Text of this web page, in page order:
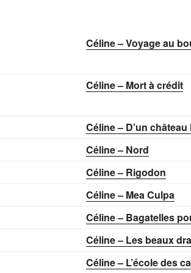
Céline – Voyage au
Céline – Mort à crédit
Céline – D’un château
Céline – Nord
Céline – Rigodon
Céline – Mea Culpa
Céline – Bagatelles
Céline – Les beaux
Céline – L’école des